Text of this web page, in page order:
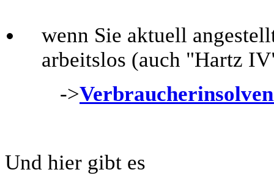
wenn Sie aktuell
arbeitslos (auch "Hartz
->
Und hier gibt es